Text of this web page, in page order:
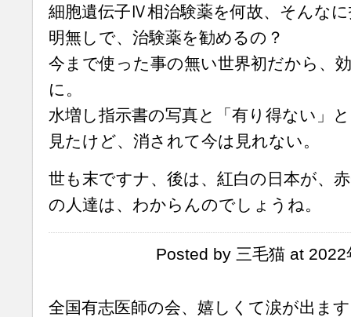
細胞遺伝子Ⅳ相治験薬を何故、そんな
明無しで、治験薬を勧めるの？
今まで使った事の無い世界初だから、
に。
水増し指示書の写真と「有り得ない」
見たけど、消されて今は見れない。
世も末ですナ、後は、紅白の日本が、
の人達は、わからんのでしょうね。
Posted by 三毛猫 at
全国有志医師の会、嬉しくて涙が出ま